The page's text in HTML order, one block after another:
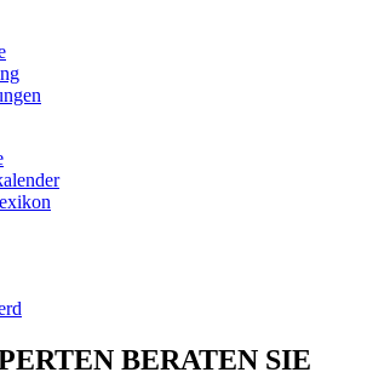
BERATEN SIE